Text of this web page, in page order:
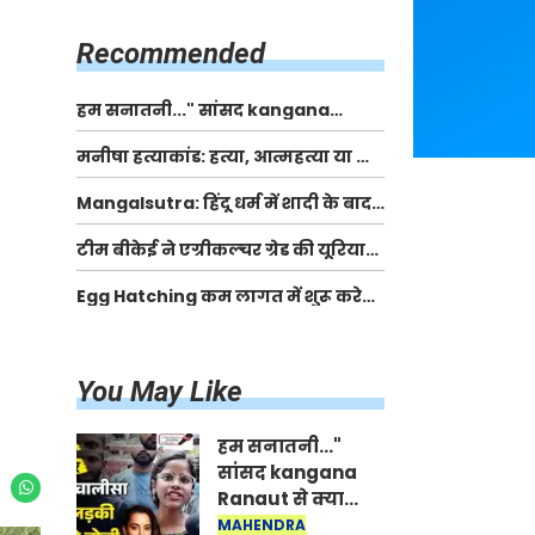
Recommended
हम सनातनी..." सांसद kangana
Ranaut से क्या बोली लड़की? Viral
Jantar-Mantar | CJP protest
मनीषा हत्याकांड: हत्या, आत्महत्या या कोई बड़ा राज?
| Full Story | Josh Haryana
Mangalsutra: हिंदू धर्म में शादी के बाद
मंगलसूत्र क्यों पहनती है महिलाएं, किसने
शुरु की ये परंपरा
टीम बीकेई ने एग्रीकल्चर ग्रेड की यूरिया
खाद गट्टों में बदलकर टेक्निकल ग्रेड में
बेचने वालों पर करवाई कार्रवाई:
Egg Hatching कम लागत में शुरू करे
You May Like
हम सनातनी..."
सांसद kangana
Ranaut से क्या
बोली लड़की? Viral
MAHENDRA